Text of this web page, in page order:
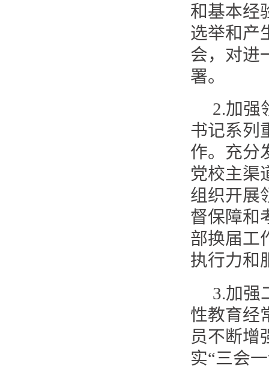
和基本经
选举和产
会，对进
署。
2.加强
书记系列
作。充分
党校主渠
组织开展
督保障和
部换届工
执行力和
3.加强
性教育经
员不断增
实“三会